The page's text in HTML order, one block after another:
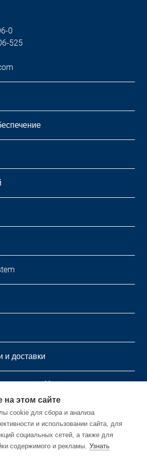
0
525
и доставки
листок
бесплатную рассылку.
этом сайте
cookie для сбора и анализа
и использовании сайта, для
социальных сетей, а также для
содержимого и рекламы. Узнать